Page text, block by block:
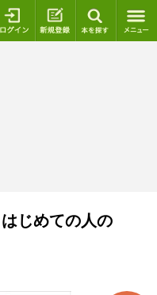
ログイン 新規登録
じめての人の